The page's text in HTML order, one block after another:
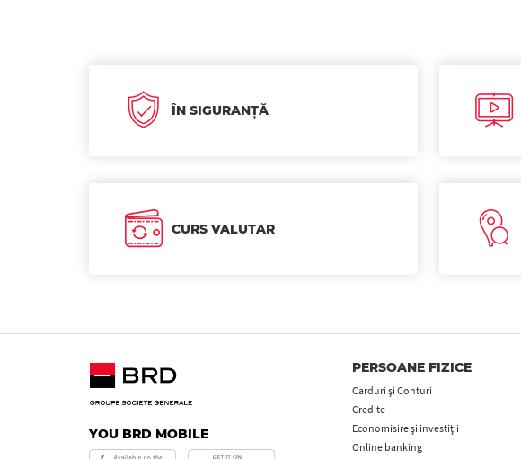
ÎN SIGURANȚĂ
CURS VALUTAR
YOU BRD MOBILE
PERSOANE FIZICE
Carduri şi Conturi
Credite
Economisire și investiții
Online banking